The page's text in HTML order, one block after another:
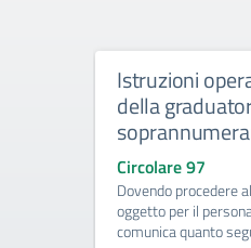
Istruzioni
della
Circolare 97
Dovendo procedere
oggetto per il
comunica quanto